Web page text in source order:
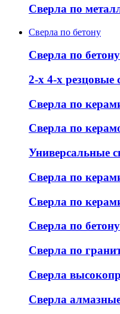
Сверла по
Сверла по бетону
Сверла по
2-х 4-х резцовые
Сверла по
Сверла по
Универсальные
Сверла по
Сверла по
Сверла по бетону
Сверла по
Сверла
Сверла